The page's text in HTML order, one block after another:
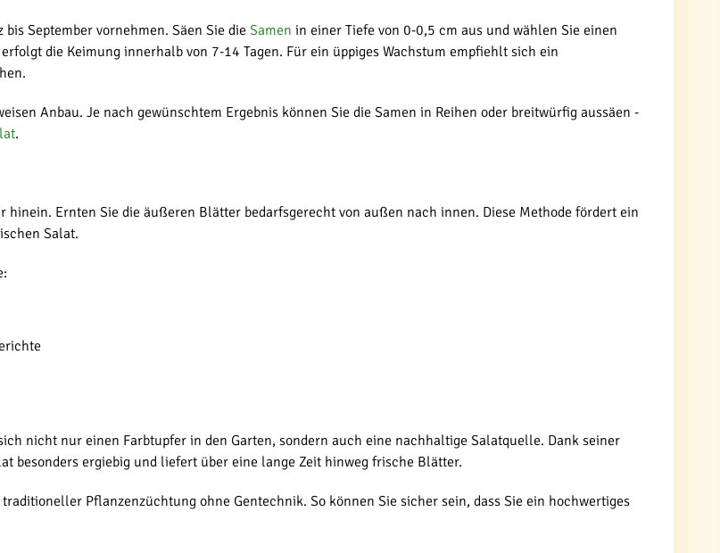
September vornehmen. Säen Sie die Samen in einer Tiefe von 0-0,5 cm aus und wählen Sie einen
die Keimung innerhalb von 7-14 Tagen. Für ein üppiges Wachstum empfiehlt sich ein
Anbau. Je nach gewünschtem Ergebnis können Sie die Samen in Reihen oder breitwürfig aussäen -
.
Ernten Sie die äußeren Blätter bedarfsgerecht von außen nach innen. Diese Methode fördert ein
Salat.
nicht nur einen Farbtupfer in den Garten, sondern auch eine nachhaltige Salatquelle. Dank seiner
besonders ergiebig und liefert über eine lange Zeit hinweg frische Blätter.
Pflanzenzüchtung ohne Gentechnik. So können Sie sicher sein, dass Sie ein hochwertiges